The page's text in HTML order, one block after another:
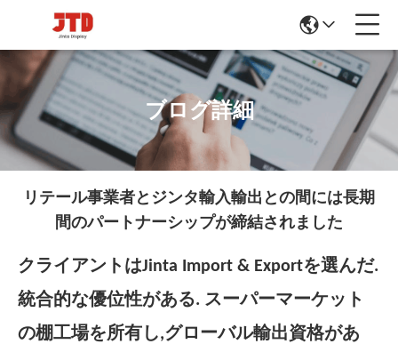
ブログ詳細
リテール事業者とジンタ輸入輸出との間には長期
間のパートナーシップが締結されました
クライアントはJinta Import & Exportを選んだ.
統合的な優位性がある. スーパーマーケット
の棚工場を所有し,グローバル輸出資格があ